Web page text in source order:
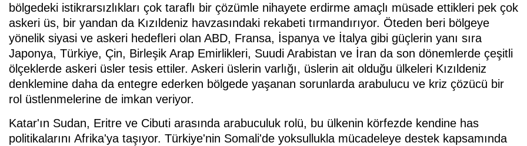
bölgedeki istikrarsızlıkları çok taraflı bir çözümle nihayete erdirme amaçlı müsade ettikleri pek çok
askeri üs, bir yandan da Kızıldeniz havzasındaki rekabeti tırmandırıyor. Öteden beri bölgeye
yönelik siyasi ve askeri hedefleri olan ABD, Fransa, İspanya ve İtalya gibi güçlerin yanı sıra
Japonya, Türkiye, Çin, Birleşik Arap Emirlikleri, Suudi Arabistan ve İran da son dönemlerde çeşitli
ölçeklerde askeri üsler tesis ettiler. Askeri üslerin varlığı, üslerin ait olduğu ülkeleri Kızıldeniz
denklemine daha da entegre ederken bölgede yaşanan sorunlarda arabulucu ve kriz çözücü bir
rol üstlenmelerine de imkan veriyor.
Katar'ın Sudan, Eritre ve Cibuti arasında arabuculuk rolü, bu ülkenin körfezde kendine has
politikalarını Afrika'ya taşıyor. Türkiye'nin Somali'de yoksullukla mücadeleye destek kapsamında